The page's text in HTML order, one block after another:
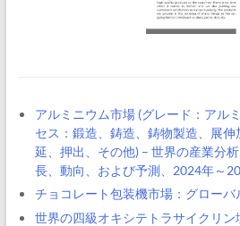
アルミニウム市場 (グレード：アル
セス：鍛造、鋳造、鋳物製造、展
延、押出、その他) – 世界の産業分
長、動向、および予測、2024年～
チョコレート包装機市場：グロー
世界の四級オキシテトラサイクリン